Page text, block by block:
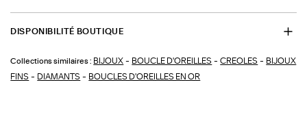
DISPONIBILITÉ BOUTIQUE
Collections similaires : BIJOUX - BOUCLE D'OREILLES -CREOLES - BIJOUX
FINS - DIAMANTS - BOUCLES D'OREILLES EN OR